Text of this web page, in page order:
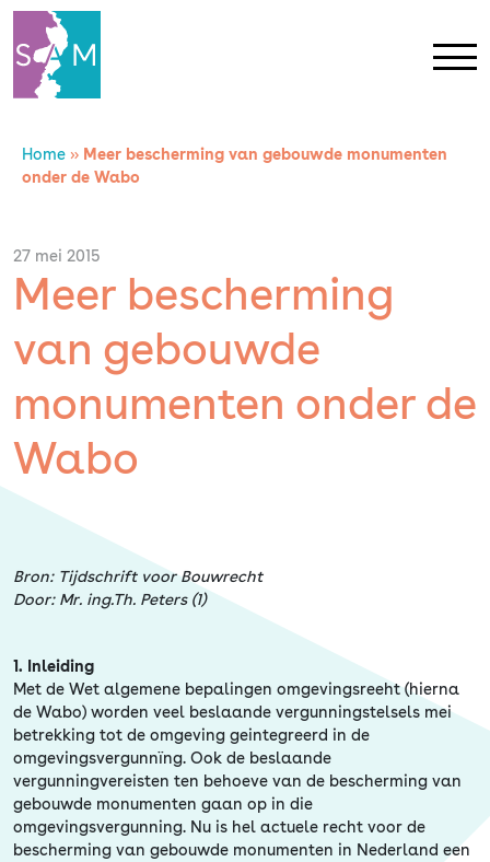
Home
Contact
SAM Limburg
Actueel
Overheid
Home » Meer bescherming van gebouwde monumenten
onder de Wabo
27 mei 2015
Meer bescherming
van gebouwde
monumenten onder de
Wabo
Bron: Tijdschrift voor Bouwrecht
Door: Mr. ing.Th. Peters (1)
1. Inleiding
Met de Wet algemene bepalingen omgevingsreeht (hierna
de Wabo) worden veel beslaande vergunningstelsels mei
betrekking tot de omgeving geintegreerd in de
omgevingsvergunnïng. Ook de beslaande
vergunningvereisten ten behoeve van de bescherming van
gebouwde monumenten gaan op in die
omgevingsvergunning. Nu is hel actuele recht voor de
bescherming van gebouwde monumenten in Nederland een